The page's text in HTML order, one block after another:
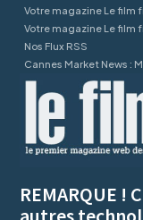
Votre magazine Le film
Votre magazine Le film
Nos Flux RSS
Cannes Market News :
REMARQUE !